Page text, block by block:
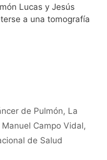
Lucas y Jesús
a una tomografía
de Pulmón, La
Manuel Campo Vidal,
de Salud